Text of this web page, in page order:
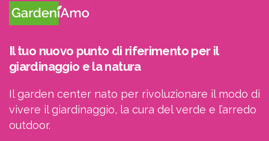
Il tuo nuovo punto di riferimento per il
giardinaggio e la natura
Il garden center nato per rivoluzionare il modo di
vivere il giardinaggio, la cura del verde e l’arredo
outdoor.